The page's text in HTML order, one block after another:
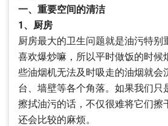
一、重要空间的清洁
1、厨房
厨房最大的卫生问题就是油污特别
喜欢爆炒嘛，所以平时做饭的时候
些油烟机无法及时吸走的油烟就会
台、墙壁等各个角落。如果我们只
擦拭油污的话，不仅很难将它们擦
还会比较的麻烦。